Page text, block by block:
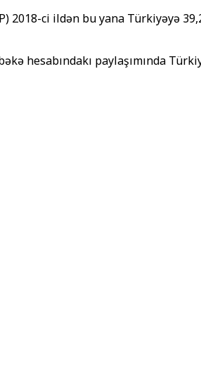
2018-ci ildən bu yana Türkiyəyə
paylaşımında